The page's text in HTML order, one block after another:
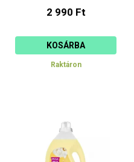
2 990 Ft
KOSÁRBA
Raktáron